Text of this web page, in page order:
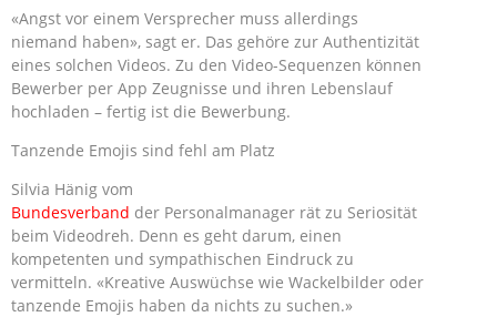
«Angst vor einem Versprecher muss allerdings
niemand haben», sagt er. Das gehöre zur Authentizität
eines solchen Videos. Zu den Video-Sequenzen können
Bewerber per App Zeugnisse und ihren Lebenslauf
hochladen – fertig ist die Bewerbung.
Tanzende Emojis sind fehl am Platz
Silvia Hänig vom
Bundesverband der Personalmanager rät zu Seriosität
beim Videodreh. Denn es geht darum, einen
kompetenten und sympathischen Eindruck zu
vermitteln. «Kreative Auswüchse wie Wackelbilder oder
tanzende Emojis haben da nichts zu suchen.»